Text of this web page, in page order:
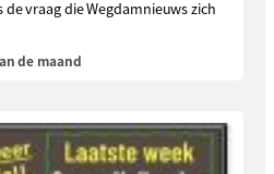
vraag die Wegdamnieuws zich
de maand